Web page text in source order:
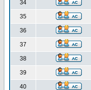
34
35
36
37
38
39
40